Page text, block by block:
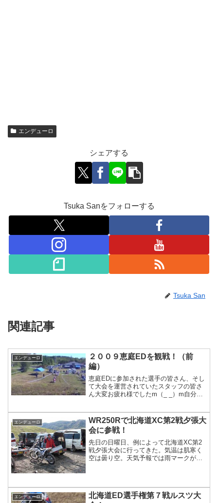
エンデューロ
シェアする
Tsuka Sanをフォローする
Tsuka San
関連記事
エンデューロ
２００９恵庭EDを観戦！（前
編）
恵庭EDに参加された選手の皆さん、そし
て大会を運営されていたスタッフの皆さ
ん大変お疲れ様でしたm（_ _）m自分は
夕張に引き続きやむなくレース出場を断
念することにしました。しばらくの間は
レースはもちろんのことバイクに乗るこ
とさえままならない状態です...
エンデューロ
WR250Rで北海道XC第2戦夕張大
会に参戦！
先日の日曜日、例によって北海道XC第2
戦夕張大会に行ってきた。気温は肌寒く
空は曇り空。天気予報では雨マークが出
参戦だ。当初、あまり気乗りしなかった
自分の心配事は、過激な夕張のコースで
エンデューロ
北海道ED選手権第７戦ルスツ大